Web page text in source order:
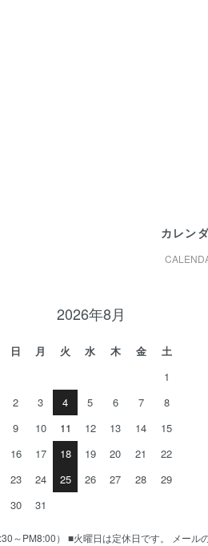
カレン
2026年8月
日 月 火 水 木 金
土
1
2
3 4 5 6 7
8
9
10 11 12 13 14
15
16
17 18 19 20 21
22
23
24 25 26 27 28
29
30
31
～PM8:00） ■火曜日は定休日です。 メー